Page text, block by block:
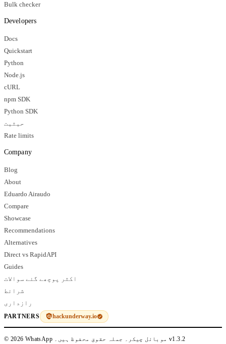
Bulk checker
Developers
Docs
Quickstart
Python
Node.js
cURL
npm SDK
Python SDK
حیثیت
Rate limits
Company
Blog
About
Eduardo Airaudo
Compare
Showcase
Recommendations
Alternatives
Direct vs RapidAPI
Guides
اکثر پوچھے گئے سوالات
شرائط
رازداری
PARTNERS hackunderway.io
© 2026 WhatsApp موبائل چیکر۔ جملہ حقوق محفوظ ہیں۔v1.3.2